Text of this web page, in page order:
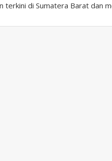
di Sumatera Barat dan